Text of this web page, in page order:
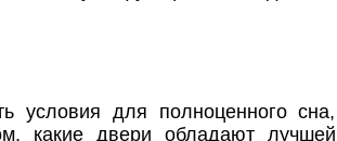
условия для полноценного сна,
какие двери обладают лучшей